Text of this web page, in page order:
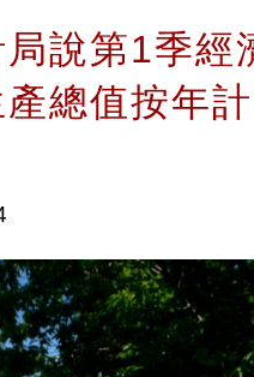
說第1季經
總值按年